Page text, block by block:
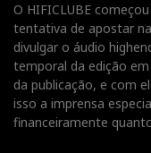
O HIFICLUBE
tentativa de apostar
divulgar o áudio
temporal da edição
da publicação, e com
isso a imprensa
financeiramente